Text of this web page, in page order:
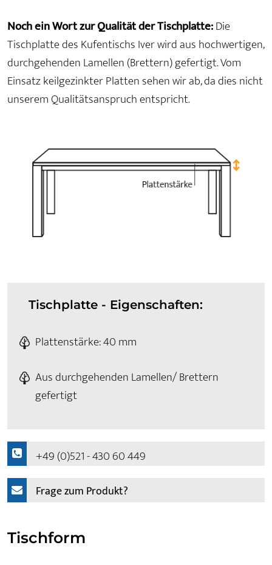
Noch ein Wort zur Qualität der Tischplatte:Die
Tischplatte des Kufentischs Iver wird aus hochwertigen,
durchgehenden Lamellen (Brettern) gefertigt. Vom
Einsatz keilgezinkter Platten sehen wir ab, da dies nicht
unserem Qualitätsanspruch entspricht.
Tischplatte - Eigenschaften:
Plattenstärke: 40 mm
Aus durchgehenden Lamellen/ Brettern
gefertigt
+49 (0)521 - 430 60 449
Frage zum Produkt?
Tischform